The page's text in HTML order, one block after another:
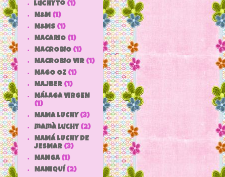
luchyto (1)
M&M (1)
M&MS (1)
MACARIO (1)
MACROBIO (1)
MACROBIO VIR (1)
MAGO OZ (1)
MAJBER (1)
MÁLAGA VIRGEN
(1)
MAMA LUCHY (3)
mamà luchy (2)
MAMÁ LUCHY DE
JESMAR (3)
MANGA (1)
MANIQUÍ (2)